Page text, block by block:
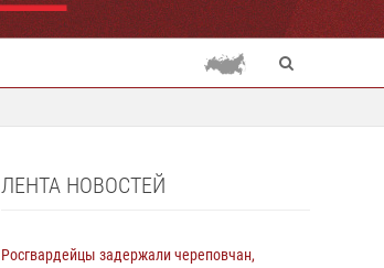
ЛЕНТА НОВОСТЕЙ
Росгвардейцы задержали череповчан,